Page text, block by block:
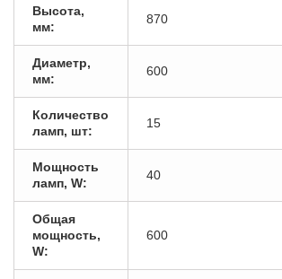
Высота,
мм:
870
Диаметр,
мм:
600
Количество
ламп, шт:
15
Мощность
ламп, W:
40
Общая
мощность,
W:
600